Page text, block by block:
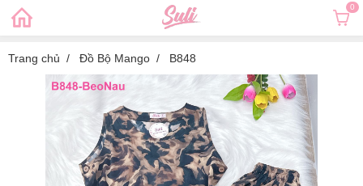
0
Trang chủ Đồ Bộ Mango B848